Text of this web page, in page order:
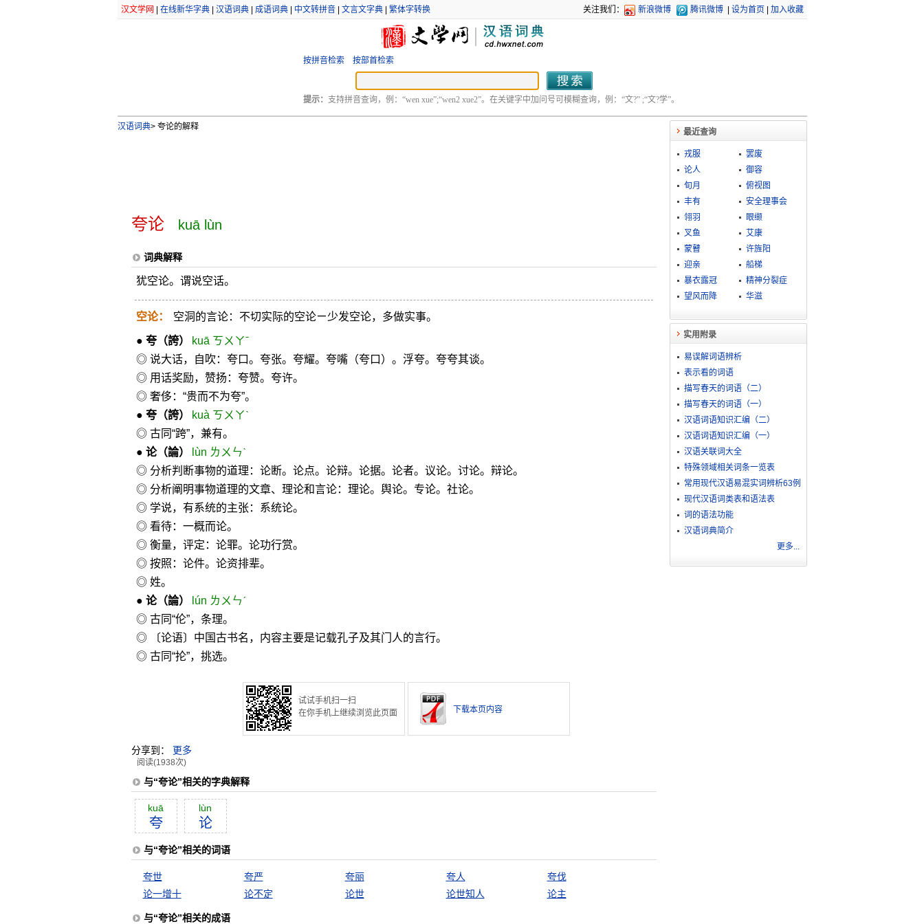
汉文学网 在线新华字典| 汉语词典| 成语词典| 中文转拼音| 文言文字典| 繁体字转换 关注我们： 新浪微博 腾讯微博 设为首页 加入收藏
按拼音检索 按部首检索
提示： 支持拼音查询，例：“wen xue”;“wen2 xue2”。在关键字中加问号可模糊查询，例：“文?” ;“文?学”。
汉语词典>夸论的解释
夸论 kuā lùn
词典解释
犹空论。谓说空话。
空论： 空洞的言论：不切实际的空论ㄧ少发空论，多做实事。
● 夸（誇）
kuā ㄎㄨㄚˉ
◎ 说大话，自吹：夸口。夸张。夸耀。夸嘴（夸口）。浮夸。夸夸其谈。
◎ 用话奖励，赞扬：夸赞。夸许。
◎ 奢侈：“贵而不为夸”。
● 夸（誇）
kuà ㄎㄨㄚˋ
◎ 古同“跨”，兼有。
● 论（論）
lùn ㄌㄨㄣˋ
◎ 分析判断事物的道理：论断。论点。论辩。论据。论者。议论。讨论。辩论。
◎ 分析阐明事物道理的文章、理论和言论：理论。舆论。专论。社论。
◎ 学说，有系统的主张：系统论。
◎ 看待：一概而论。
◎ 衡量，评定：论罪。论功行赏。
◎ 按照：论件。论资排辈。
◎ 姓。
● 论（論）
lún ㄌㄨㄣˊ
◎ 古同“伦”，条理。
◎ 〔论语〕中国古书名，内容主要是记载孔子及其门人的言行。
◎ 古同“抡”，挑选。
试试手机扫一扫
在你手机上继续浏览此页面
下载本页内容
分享到： 更多
阅读(1938次)
与“夸论”相关的字典解释
kuā
夸
lùn
论
与“夸论”相关的词语
夸世 夸严 夸丽 夸人
夸伐
论一增十
论不定 论世 论世知人 论主
与“夸论”相关的成语
最近查询
戎服
罢废
论人
御容
旬月
俯视图
丰有
安全理事会
翎羽
眼缬
叉鱼
艾康
蒙瞽
许旌阳
迎亲
船梯
暴衣露冠
精神分裂症
望风而降
华滋
实用附录
易误解词语辨析
表示看的词语
描写春天的词语（二）
描写春天的词语（一）
汉语词语知识汇编（二）
汉语词语知识汇编（一）
汉语关联词大全
特殊领域相关词条一览表
常用现代汉语易混实词辨析63例
现代汉语词类表和语法表
词的语法功能
汉语词典简介
更多...